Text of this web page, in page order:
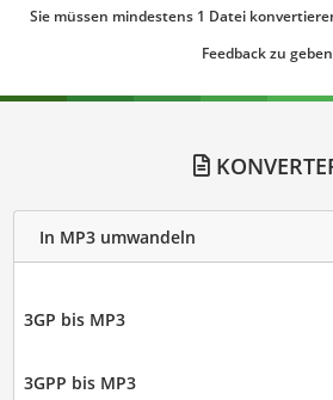
Sie müssen mindestens 1 Datei
Feedback zu geben
In MP3 umwandeln
3GP bis MP3
3GPP bis MP3